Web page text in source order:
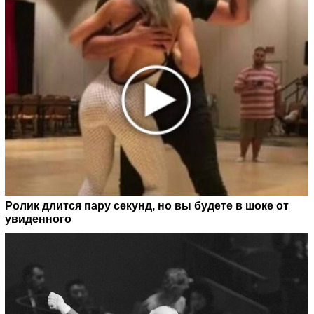
Ролик длится пару секунд, но вы будете в шоке от
увиденного